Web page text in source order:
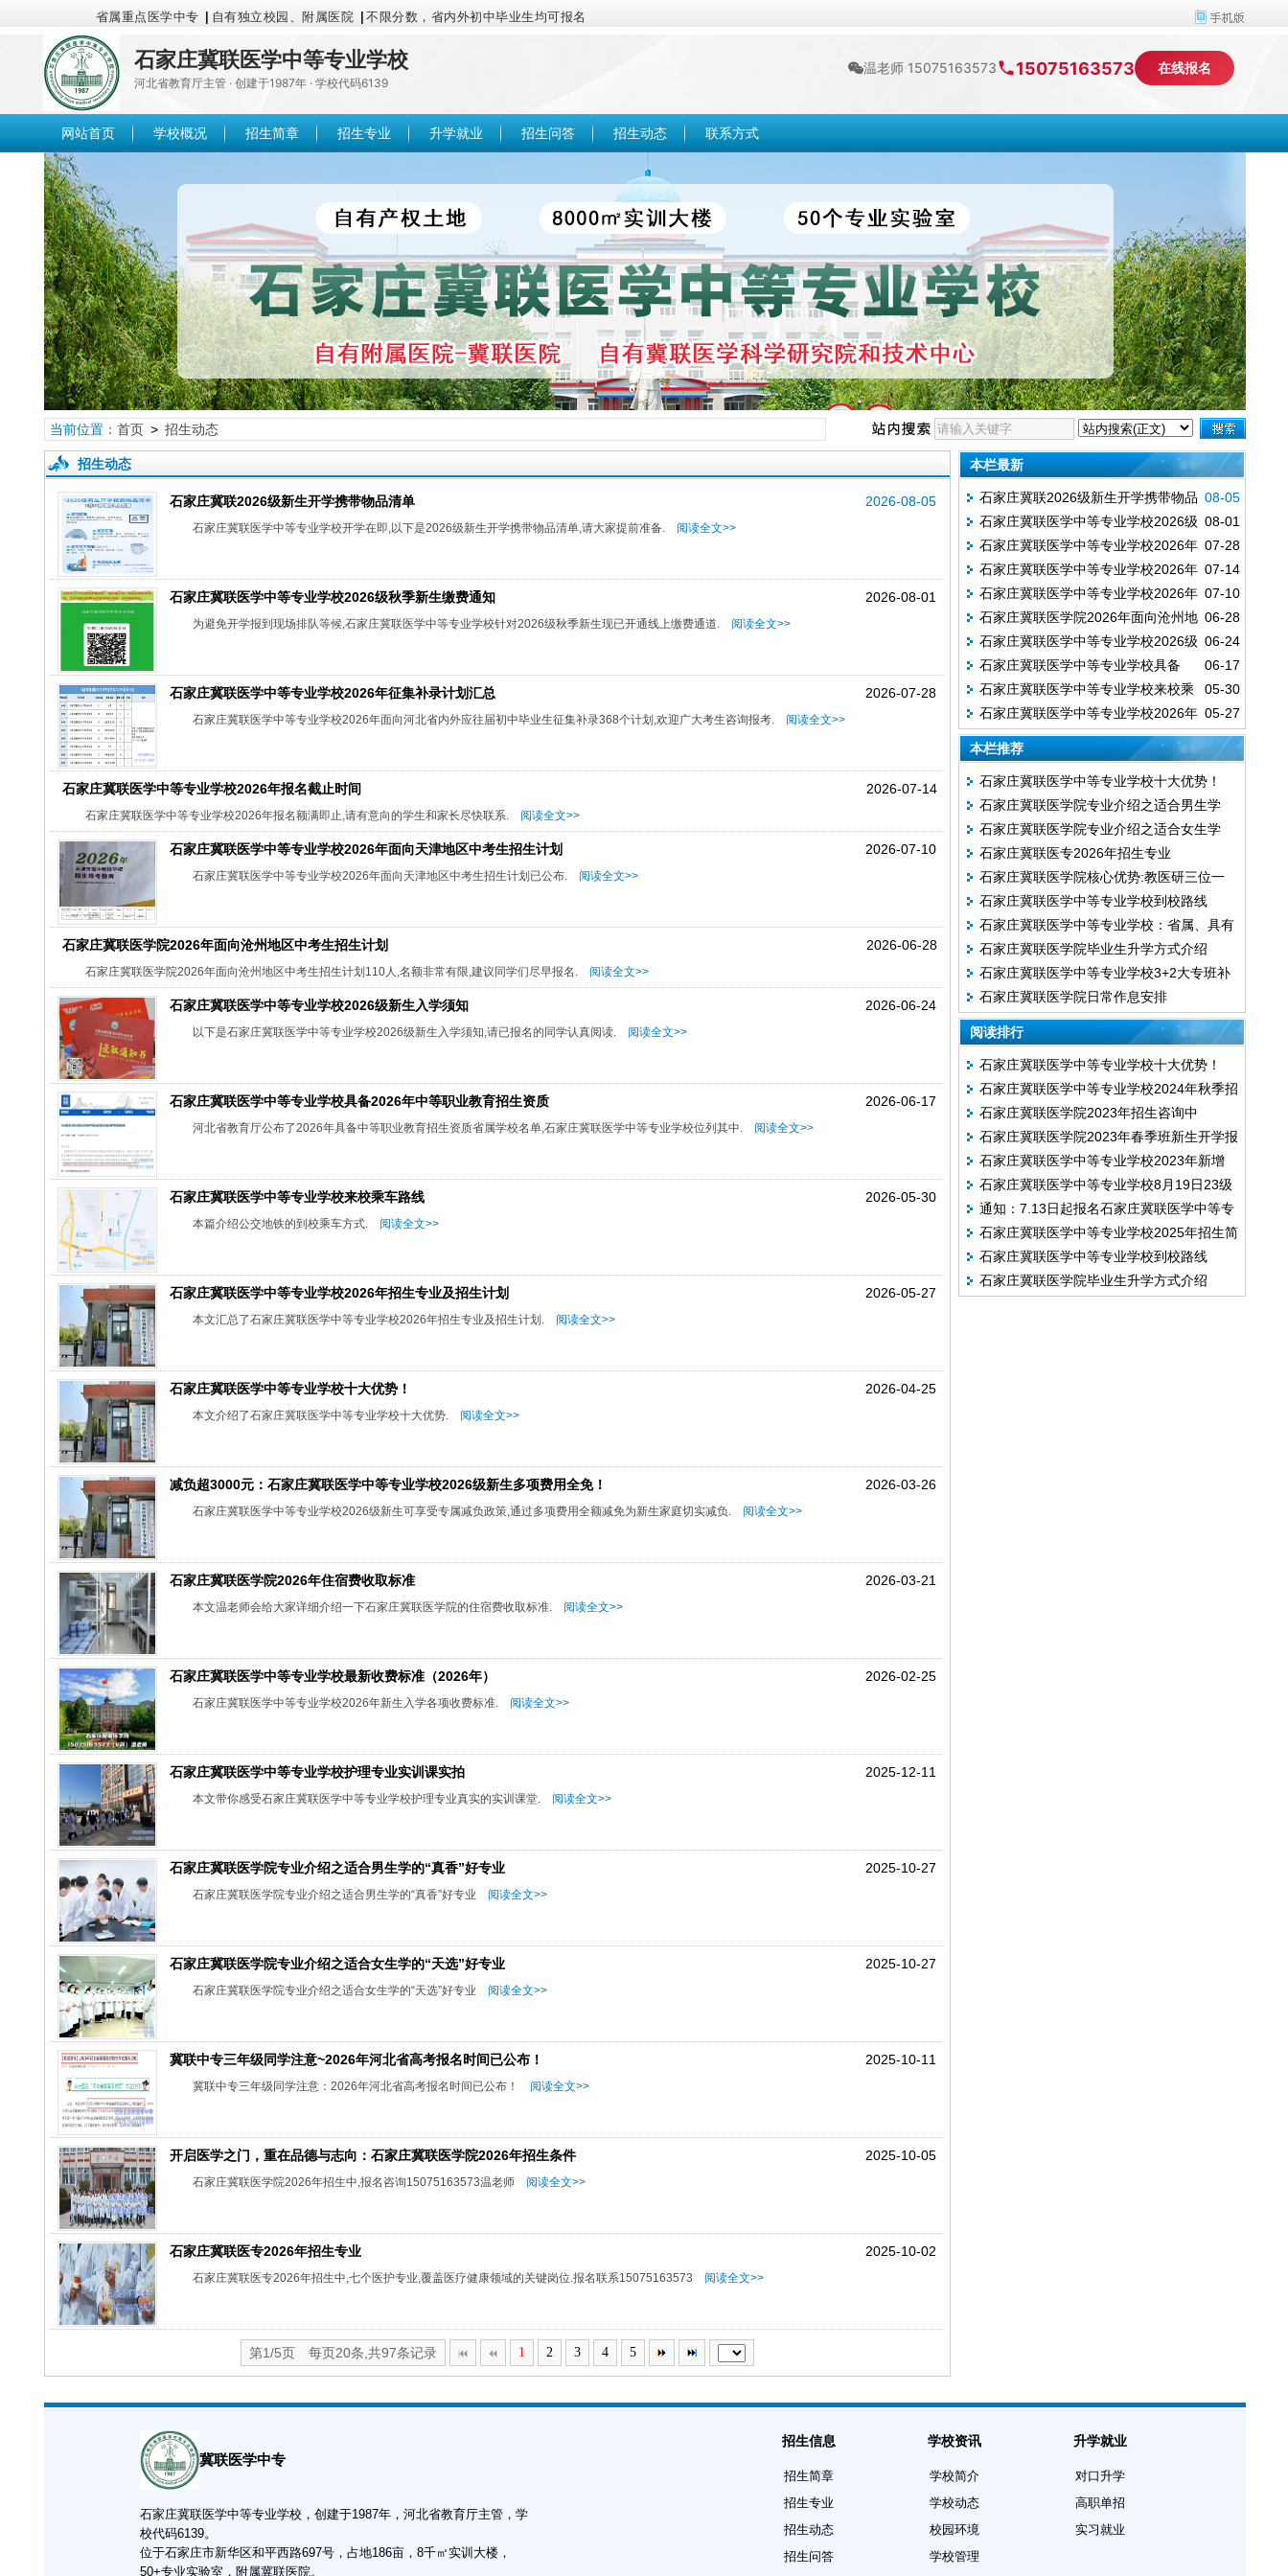
省属重点医学中专 自有独立校园、附属医院 不限分数，省内外初中毕业生均可报名
石家庄冀联医学中等专业学校
河北省教育厅主管 · 创建于1987年 · 学校代码6139
温老师 15075163573 15075163573 在线报名
网站首页 学校概况 招生简章 招生专业 升学就业 招生问答 招生动态 联系方式
当前位置： 首页> 招生动态
招生动态
2026-08-05
石家庄冀联2026级新生开学携带物品清单
石家庄冀联医学中等专业学校开学在即,以下是2026级新生开学携带物品清单,请大家提前准备. 阅读全文>>
2026-08-01
石家庄冀联医学中等专业学校2026级秋季新生缴费通知
为避免开学报到现场排队等候,石家庄冀联医学中等专业学校针对2026级秋季新生现已开通线上缴费通道. 阅读全文>>
2026-07-28
石家庄冀联医学中等专业学校2026年征集补录计划汇总
石家庄冀联医学中等专业学校2026年面向河北省内外应往届初中毕业生征集补录368个计划,欢迎广大考生咨询报考. 阅读全文>>
2026-07-14
石家庄冀联医学中等专业学校2026年报名截止时间
石家庄冀联医学中等专业学校2026年报名额满即止,请有意向的学生和家长尽快联系. 阅读全文>>
2026-07-10
石家庄冀联医学中等专业学校2026年面向天津地区中考生招生计划
石家庄冀联医学中等专业学校2026年面向天津地区中考生招生计划已公布. 阅读全文>>
2026-06-28
石家庄冀联医学院2026年面向沧州地区中考生招生计划
石家庄冀联医学院2026年面向沧州地区中考生招生计划110人,名额非常有限,建议同学们尽早报名. 阅读全文>>
2026-06-24
石家庄冀联医学中等专业学校2026级新生入学须知
以下是石家庄冀联医学中等专业学校2026级新生入学须知,请已报名的同学认真阅读. 阅读全文>>
2026-06-17
石家庄冀联医学中等专业学校具备2026年中等职业教育招生资质
河北省教育厅公布了2026年具备中等职业教育招生资质省属学校名单,石家庄冀联医学中等专业学校位列其中. 阅读全文>>
2026-05-30
石家庄冀联医学中等专业学校来校乘车路线
本篇介绍公交地铁的到校乘车方式. 阅读全文>>
2026-05-27
石家庄冀联医学中等专业学校2026年招生专业及招生计划
本文汇总了石家庄冀联医学中等专业学校2026年招生专业及招生计划. 阅读全文>>
2026-04-25
石家庄冀联医学中等专业学校十大优势！
本文介绍了石家庄冀联医学中等专业学校十大优势. 阅读全文>>
2026-03-26
减负超3000元：石家庄冀联医学中等专业学校2026级新生多项费用全免！
石家庄冀联医学中等专业学校2026级新生可享受专属减负政策,通过多项费用全额减免为新生家庭切实减负. 阅读全文>>
2026-03-21
石家庄冀联医学院2026年住宿费收取标准
本文温老师会给大家详细介绍一下石家庄冀联医学院的住宿费收取标准. 阅读全文>>
2026-02-25
石家庄冀联医学中等专业学校最新收费标准（2026年）
石家庄冀联医学中等专业学校2026年新生入学各项收费标准. 阅读全文>>
2025-12-11
石家庄冀联医学中等专业学校护理专业实训课实拍
本文带你感受石家庄冀联医学中等专业学校护理专业真实的实训课堂. 阅读全文>>
2025-10-27
石家庄冀联医学院专业介绍之适合男生学的“真香”好专业
石家庄冀联医学院专业介绍之适合男生学的“真香”好专业 阅读全文>>
2025-10-27
石家庄冀联医学院专业介绍之适合女生学的“天选”好专业
石家庄冀联医学院专业介绍之适合女生学的“天选”好专业 阅读全文>>
2025-10-11
冀联中专三年级同学注意~2026年河北省高考报名时间已公布！
冀联中专三年级同学注意：2026年河北省高考报名时间已公布！ 阅读全文>>
2025-10-05
开启医学之门，重在品德与志向：石家庄冀联医学院2026年招生条件
石家庄冀联医学院2026年招生中,报名咨询15075163573温老师 阅读全文>>
2025-10-02
石家庄冀联医专2026年招生专业
石家庄冀联医专2026年招生中,七个医护专业,覆盖医疗健康领域的关键岗位.报名联系15075163573 阅读全文>>
第1/5页 每页20条,共97条记录 1 2 3 4 5
本栏最新
08-05
石家庄冀联2026级新生开学携带物品
清单
08-01
石家庄冀联医学中等专业学校2026级
秋季新生缴费通知
07-28
石家庄冀联医学中等专业学校2026年
征集补录计划汇总
07-14
石家庄冀联医学中等专业学校2026年
报名截止时间
07-10
石家庄冀联医学中等专业学校2026年
面向天津地区中考生招生计划
06-28
石家庄冀联医学院2026年面向沧州地
区中考生招生计划
06-24
石家庄冀联医学中等专业学校2026级
新生入学须知
06-17
石家庄冀联医学中等专业学校具备
2026年中等职业教育招生资质
05-30
石家庄冀联医学中等专业学校来校乘
车路线
05-27
石家庄冀联医学中等专业学校2026年
招生专业及招生计划
本栏推荐
石家庄冀联医学中等专业学校十大优势！
石家庄冀联医学院专业介绍之适合男生学
的“真香”好专业
石家庄冀联医学院专业介绍之适合女生学
的“天选”好专业
石家庄冀联医专2026年招生专业
石家庄冀联医学院核心优势:教医研三位一
体,构建医学人才培养基地
石家庄冀联医学中等专业学校到校路线
石家庄冀联医学中等专业学校：省属、具有
招生资质的医护中专
石家庄冀联医学院毕业生升学方式介绍
石家庄冀联医学中等专业学校3+2大专班补
录中
石家庄冀联医学院日常作息安排
阅读排行
石家庄冀联医学中等专业学校十大优势！
石家庄冀联医学中等专业学校2024年秋季招
生简章
石家庄冀联医学院2023年招生咨询中
石家庄冀联医学院2023年春季班新生开学报
到时间确定！
石家庄冀联医学中等专业学校2023年新增
3+2大专班
石家庄冀联医学中等专业学校8月19日23级
秋季班新生开学报到
通知：7.13日起报名石家庄冀联医学中等专
业学校需交全费！
石家庄冀联医学中等专业学校2025年招生简
章
石家庄冀联医学中等专业学校到校路线
石家庄冀联医学院毕业生升学方式介绍
冀联医学中专
石家庄冀联医学中等专业学校，创建于1987年，河北省教育厅主管，学
校代码6139。
位于石家庄市新华区和平西路697号，占地186亩，8千㎡实训大楼，
50+专业实验室，附属冀联医院。
招生信息
招生简章
招生专业
招生动态
招生问答
学校资讯
学校简介
学校动态
校园环境
学校管理
升学就业
对口升学
高职单招
实习就业